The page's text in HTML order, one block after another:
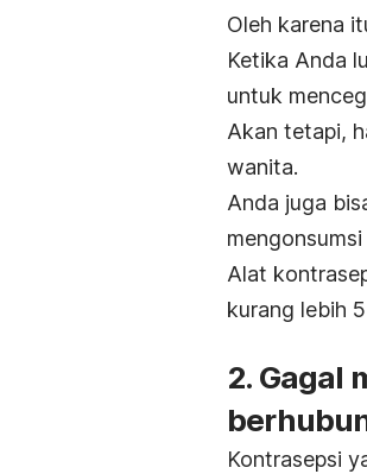
Oleh karena
Ketika Anda
untuk
Akan tetapi,
wanita.
Anda juga
Alat
kurang lebih
2. Gagal
Kontrasepsi